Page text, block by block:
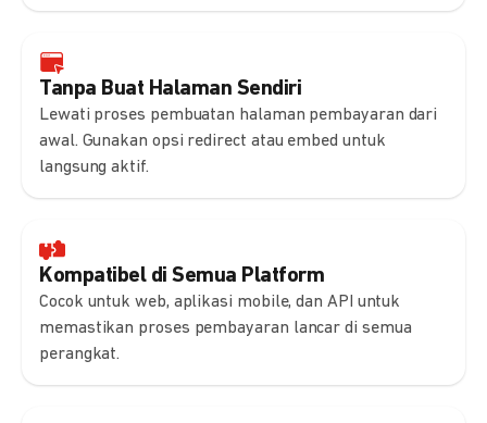
Tanpa Buat Halaman Sendiri
Lewati proses pembuatan halaman pembayaran dari
awal. Gunakan opsi redirect atau embed untuk
langsung aktif.
Kompatibel di Semua Platform
Cocok untuk web, aplikasi mobile, dan API untuk
memastikan proses pembayaran lancar di semua
perangkat.